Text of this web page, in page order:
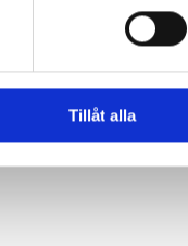
Tillåt alla